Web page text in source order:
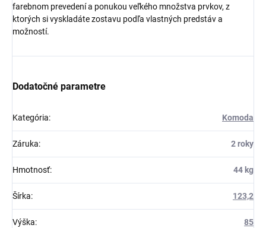
farebnom prevedení a ponukou veľkého množstva prvkov, z
ktorých si vyskladáte zostavu podľa vlastných predstáv a
možností.
Dodatočné parametre
Kategória: Komoda
Záruka: 2 roky
Hmotnosť: 44 kg
Šírka: 123,2
Výška: 85